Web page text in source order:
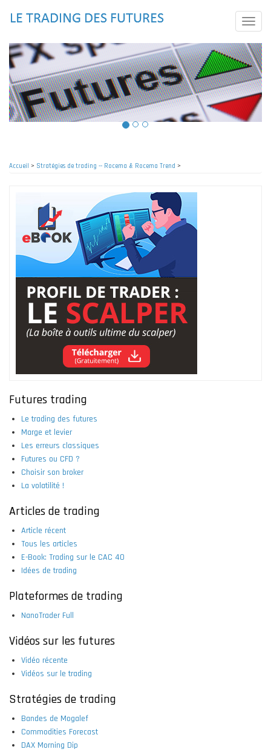
principal
Toggle
Accueil > Stratégies de trading -- Rocema & Rocema Trend >
Futures trading
Le trading des futures
Marge et levier
Les erreurs classiques
Futures ou CFD ?
Choisir son broker
La volatilité !
Articles de trading
Article récent
Tous les articles
E-Book: Trading sur le CAC 40
Idées de trading
Plateformes de trading
NanoTrader Full
Vidéos sur les futures
Vidéo récente
Vidéos sur le trading
Stratégies de trading
Bandes de Mogalef
Commodities Forecast
DAX Morning Dip